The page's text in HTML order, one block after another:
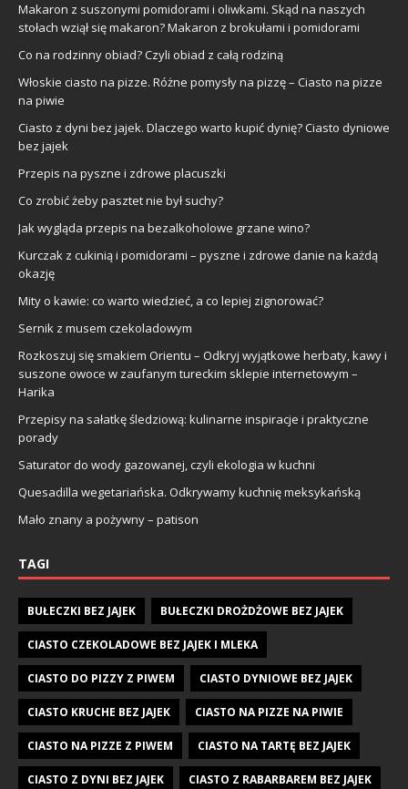
Makaron z suszonymi pomidorami i oliwkami. Skąd na naszych
stołach wziął się makaron? Makaron z brokułami i pomidorami
Co na rodzinny obiad? Czyli obiad z całą rodziną
Włoskie ciasto na pizze. Różne pomysły na pizzę – Ciasto na pizze
na piwie
Ciasto z dyni bez jajek. Dlaczego warto kupić dynię? Ciasto dyniowe
bez jajek
Przepis na pyszne i zdrowe placuszki
Co zrobić żeby pasztet nie był suchy?
Jak wygląda przepis na bezalkoholowe grzane wino?
Kurczak z cukinią i pomidorami – pyszne i zdrowe danie na każdą
okazję
Mity o kawie: co warto wiedzieć, a co lepiej zignorować?
Sernik z musem czekoladowym
Rozkoszuj się smakiem Orientu – Odkryj wyjątkowe herbaty, kawy i
suszone owoce w zaufanym tureckim sklepie internetowym –
Harika
Przepisy na sałatkę śledziową: kulinarne inspiracje i praktyczne
porady
Saturator do wody gazowanej, czyli ekologia w kuchni
Quesadilla wegetariańska. Odkrywamy kuchnię meksykańską
Mało znany a pożywny – patison
TAGI
BUŁECZKI BEZ JAJEK BUŁECZKI DROŻDŻOWE BEZ JAJEK
CIASTO CZEKOLADOWE BEZ JAJEK I MLEKA
CIASTO DO PIZZY Z PIWEM CIASTO DYNIOWE BEZ JAJEK
CIASTO KRUCHE BEZ JAJEK CIASTO NA PIZZE NA PIWIE
CIASTO NA PIZZE Z PIWEM CIASTO NA TARTĘ BEZ JAJEK
CIASTO Z DYNI BEZ JAJEK CIASTO Z RABARBAREM BEZ JAJEK